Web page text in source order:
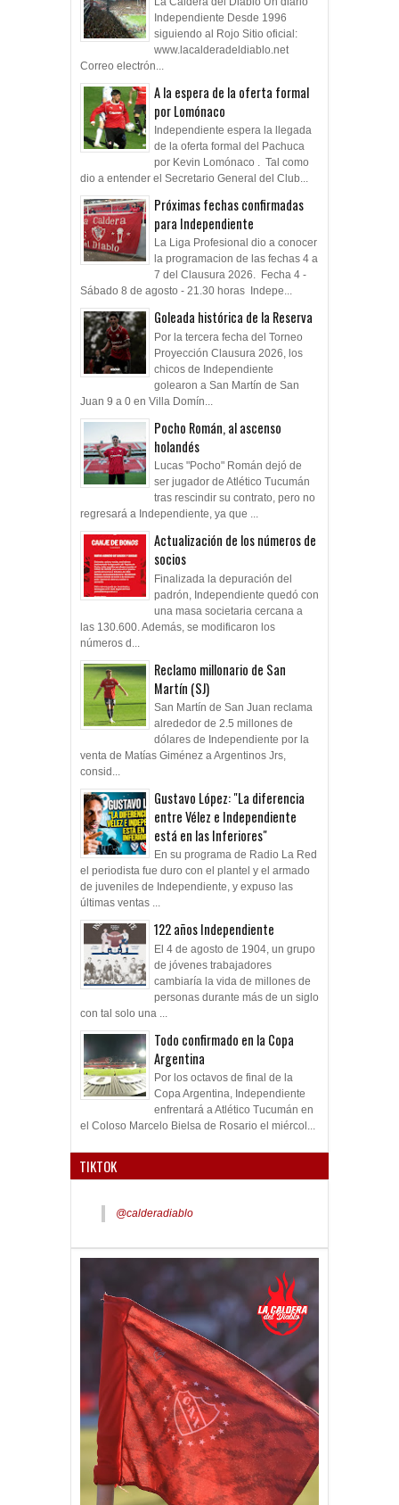
Independiente Desde 1996
siguiendo al Rojo Sitio oficial:
www.lacalderadeldiablo.net
Correo electrón...
A la espera de la oferta formal
por Lomónaco
Independiente espera la llegada
de la oferta formal del Pachuca
por Kevin Lomónaco . Tal como
dio a entender el Secretario General del Club...
Próximas fechas confirmadas
para Independiente
La Liga Profesional dio a conocer
la programacion de las fechas 4 a
7 del Clausura 2026. Fecha 4 -
Sábado 8 de agosto - 21.30 horas Indepe...
Goleada histórica de la Reserva
Por la tercera fecha del Torneo
Proyección Clausura 2026, los
chicos de Independiente
golearon a San Martín de San
Juan 9 a 0 en Villa Domín...
Pocho Román, al ascenso
holandés
Lucas "Pocho" Román dejó de
ser jugador de Atlético Tucumán
tras rescindir su contrato, pero no
regresará a Independiente, ya que ...
Actualización de los números de
socios
Finalizada la depuración del
padrón, Independiente quedó con
una masa societaria cercana a
las 130.600. Además, se modificaron los
números d...
Reclamo millonario de San
Martín (SJ)
San Martín de San Juan reclama
alrededor de 2.5 millones de
dólares de Independiente por la
venta de Matías Giménez a Argentinos Jrs,
consid...
Gustavo López: "La diferencia
entre Vélez e Independiente
está en las Inferiores"
En su programa de Radio La Red
el periodista fue duro con el plantel y el armado
de juveniles de Independiente, y expuso las
últimas ventas ...
122 años Independiente
El 4 de agosto de 1904, un grupo
de jóvenes trabajadores
cambiaría la vida de millones de
personas durante más de un siglo
con tal solo una ...
Todo confirmado en la Copa
Argentina
Por los octavos de final de la
Copa Argentina, Independiente
enfrentará a Atlético Tucumán en
el Coloso Marcelo Bielsa de Rosario el miércol...
TIKTOK
@calderadiablo